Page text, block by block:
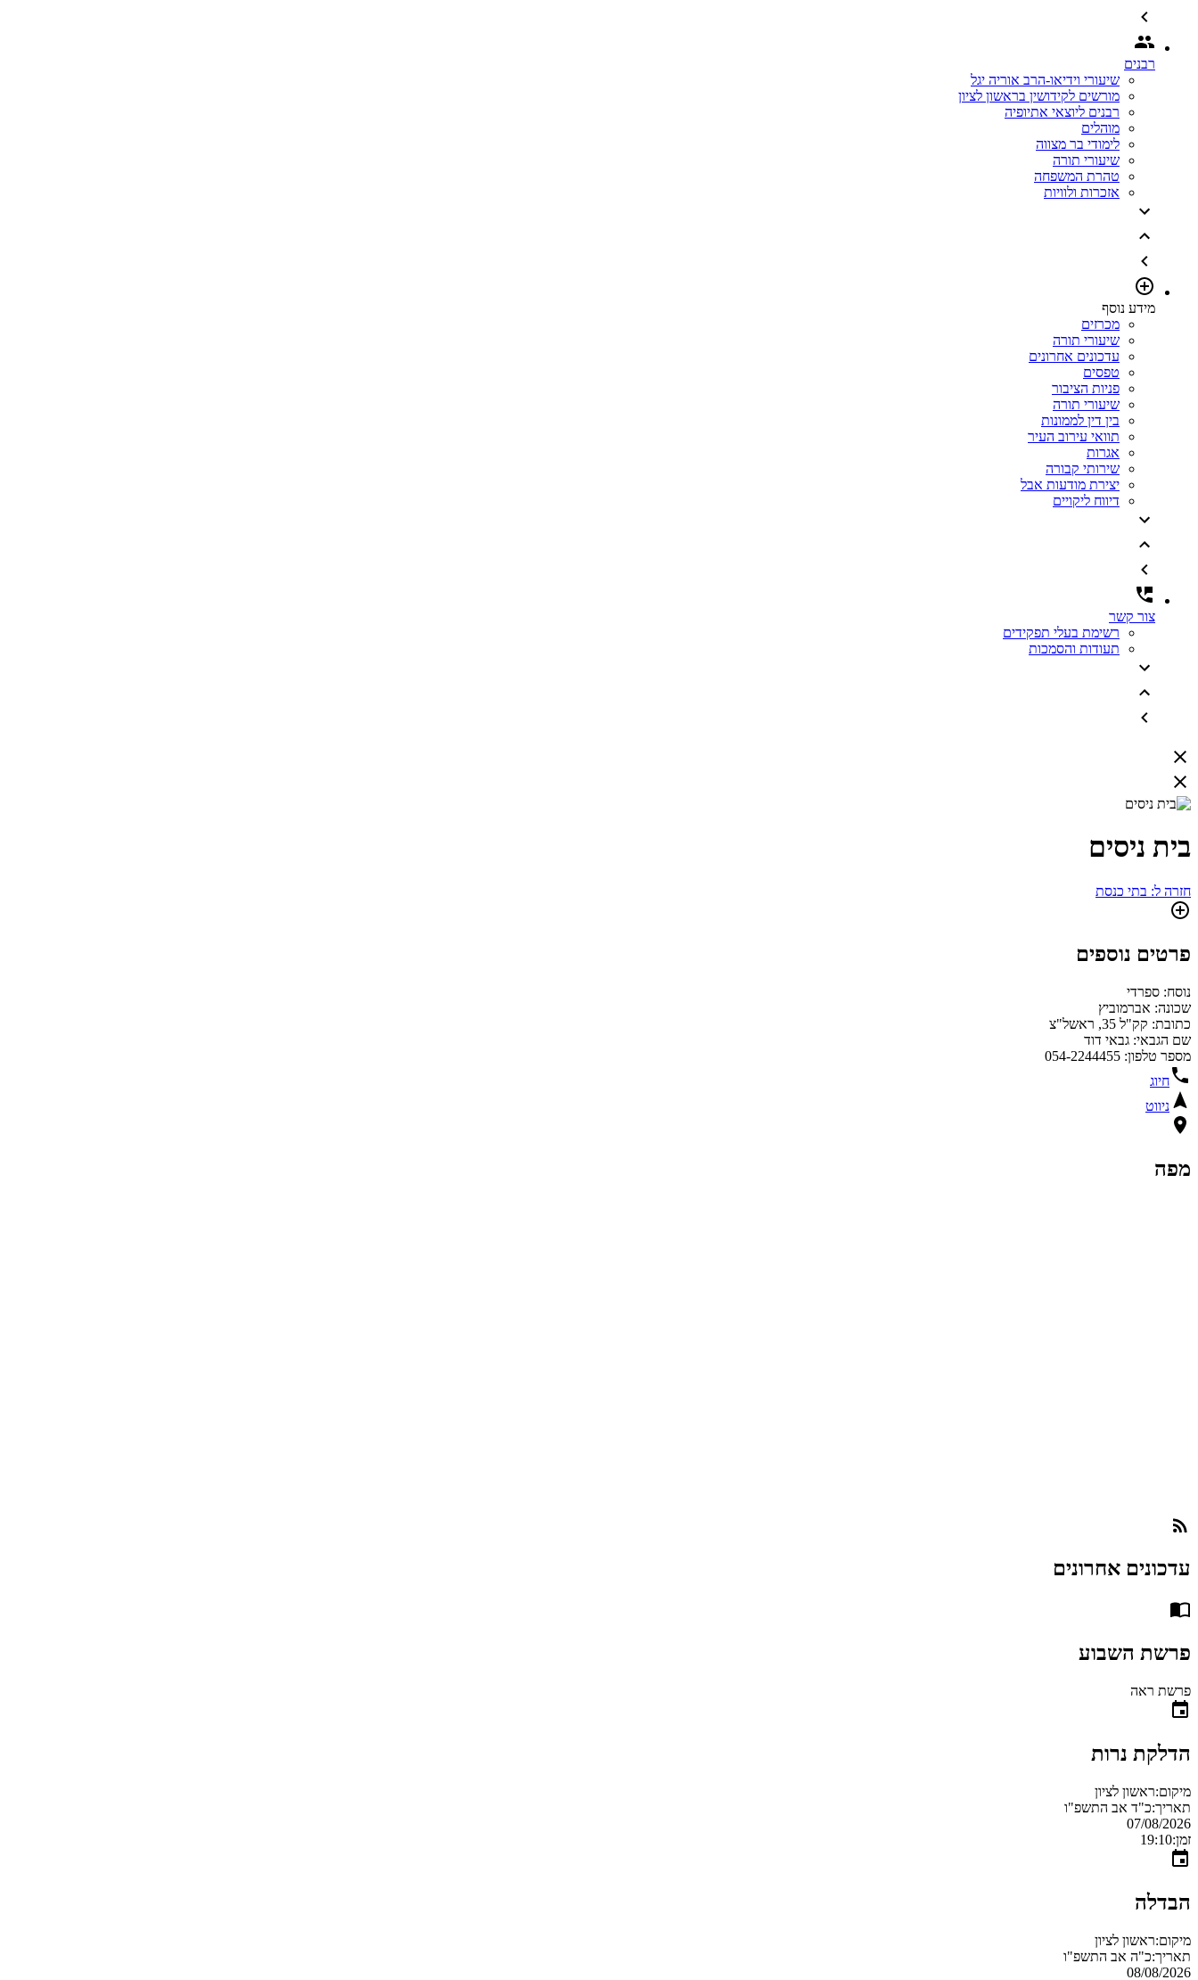
רבנים
שיעורי וידיאו-הרב אוריה יגל
מורשים לקידושין בראשון לציון
רבנים ליוצאי אתיופיה
מוהלים
לימודי בר מצווה
שיעורי תורה
טהרת המשפחה
אזכרות ולוויות
מידע נוסף
מכרזים
שיעורי תורה
עדכונים אחרונים
טפסים
פניות הציבור
שיעורי תורה
בין דין לממונות
תוואי עירוב העיר
אגרות
שירותי קבורה
יצירת מודעות אבל
דיווח ליקויים
צור קשר
רשימת בעלי תפקידים
תעודות והסמכות
בית ניסים
חזרה ל: בתי כנסת
פרטים נוספים
נוסח: ספרדי
שכונה: אברמוביץ
כתובת: קק"ל 35, ראשל"צ
שם הגבאי: גבאי דוד
מספר טלפון: 054-2244455
חיוג
ניווט
מפה
עדכונים אחרונים
פרשת השבוע
פרשת ראה
הדלקת נרות
מיקום:ראשון לציון
תאריך:כ"ד אב התשפ"ו
07/08/2026
זמן:19:10
הבדלה
מיקום:ראשון לציון
תאריך:כ"ה אב התשפ"ו
08/08/2026